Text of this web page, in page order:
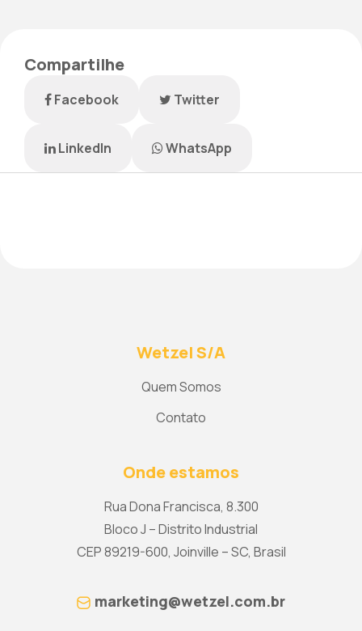
Compartilhe
Facebook Twitter
LinkedIn WhatsApp
Wetzel S/A
Quem Somos
Contato
Onde estamos
Rua Dona Francisca, 8.300
Bloco J – Distrito Industrial
CEP 89219-600, Joinville – SC, Brasil
marketing@wetzel.com.br